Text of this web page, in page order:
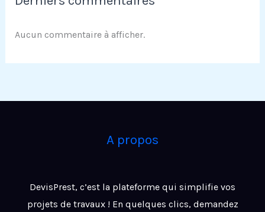
Aucun commentaire à afficher.
A propos
DevisPrest, c’est la plateforme qui simplifie vos
projets de travaux ! En quelques clics, demandez